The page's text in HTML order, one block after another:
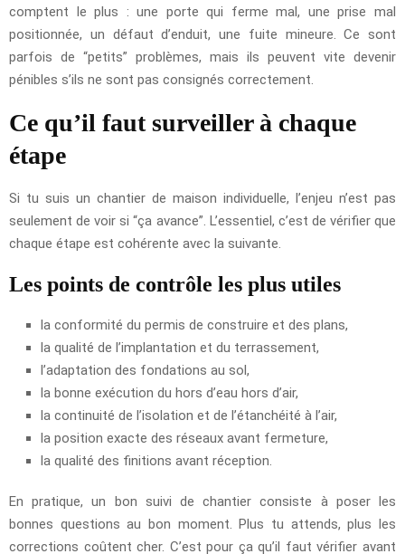
comptent le plus : une porte qui ferme mal, une prise mal
positionnée, un défaut d’enduit, une fuite mineure. Ce sont
parfois de “petits” problèmes, mais ils peuvent vite devenir
pénibles s’ils ne sont pas consignés correctement.
Ce qu’il faut surveiller à chaque
étape
Si tu suis un chantier de maison individuelle, l’enjeu n’est pas
seulement de voir si “ça avance”. L’essentiel, c’est de vérifier que
chaque étape est cohérente avec la suivante.
Les points de contrôle les plus utiles
la conformité du permis de construire et des plans,
la qualité de l’implantation et du terrassement,
l’adaptation des fondations au sol,
la bonne exécution du hors d’eau hors d’air,
la continuité de l’isolation et de l’étanchéité à l’air,
la position exacte des réseaux avant fermeture,
la qualité des finitions avant réception.
En pratique, un bon suivi de chantier consiste à poser les
bonnes questions au bon moment. Plus tu attends, plus les
corrections coûtent cher. C’est pour ça qu’il faut vérifier avant